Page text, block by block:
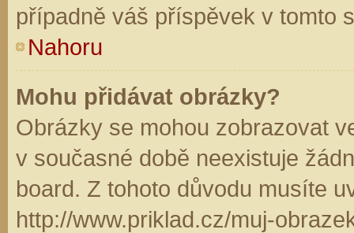
případně váš příspěvek v tomto
Nahoru
Mohu přidávat obrázky?
Obrázky se mohou zobrazovat
v současné době neexistuje
board. Z tohoto důvodu musíte
http://www.priklad.cz/muj-